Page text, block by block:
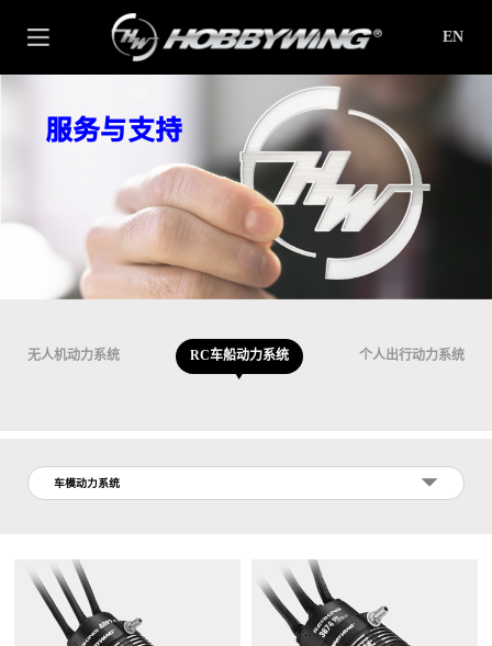
EN
服务与支持
无人机动力系统 RC车船动力系统 个人出行动力系统
车模动力系统